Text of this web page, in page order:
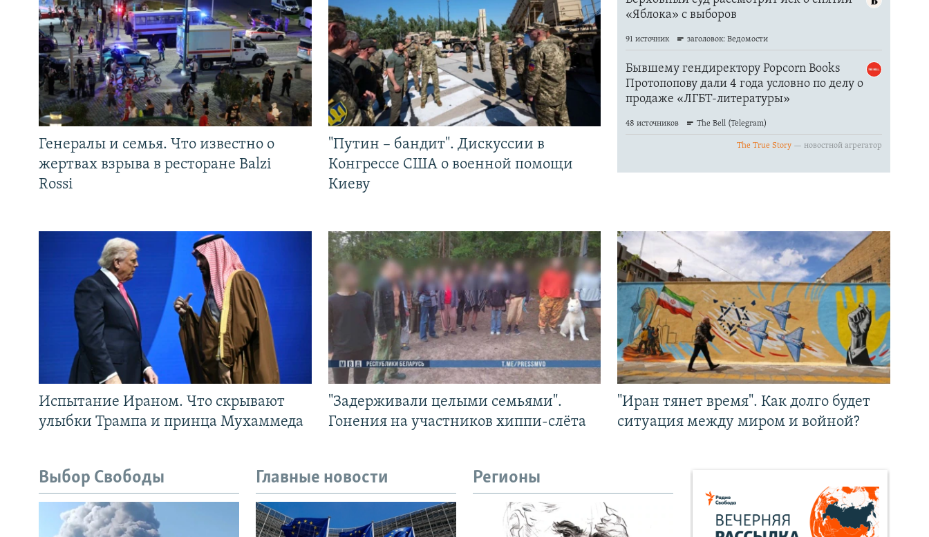
Генералы и семья. Что известно о
жертвах взрыва в ресторане Balzi
Rossi
"Путин – бандит". Дискуссии в
Конгрессе США о военной помощи
Киеву
Испытание Ираном. Что скрывают
улыбки Трампа и принца Мухаммеда
"Задерживали целыми семьями".
Гонения на участников хиппи-слёта
"Иран тянет время". Как долго будет
ситуация между миром и войной?
Выбор Свободы Главные новости Регионы